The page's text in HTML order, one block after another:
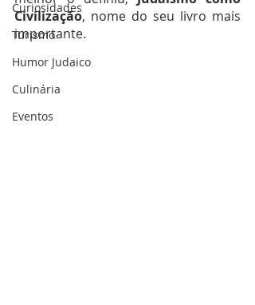
Curiosidades
Turismo
Humor Judaico
Culinária
Eventos
Civilização, nome do seu livro mais
importante.